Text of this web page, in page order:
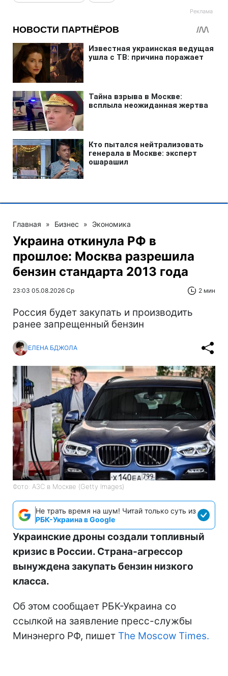
Главная » Бизнес » Экономика
Украина откинула РФ в
прошлое: Москва разрешила
бензин стандарта 2013 года
23:03 05.08.2026 Ср 2 мин
Россия будет закупать и производить
ранее запрещенный бензин
ЕЛЕНА БДЖОЛА
Фото: АЗС в Москве (Getty Images)
Не трать время на шум! Читай только суть из
РБК-Украина в Google
Украинские дроны создали топливный
кризис в России. Страна-агрессор
вынуждена закупать бензин низкого
класса.
Об этом сообщает РБК-Украина со
ссылкой на заявление пресс-службы
Минэнерго РФ, пишет The Moscow Times.